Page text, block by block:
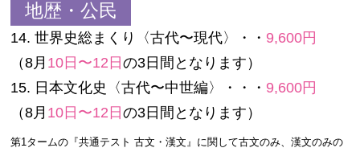
地歴 ・ 公民
14. 世界史総まくり〈古代〜現代〉・・ 9,600円
（8月 10日〜12日の3日間となります）
15. 日本文化史〈古代〜中世編〉・・・ 9,600円
（8月 10日〜12日の3日間となります）
第1タームの『共通テスト 古文・漢文』に関して古文のみ、漢文のみの